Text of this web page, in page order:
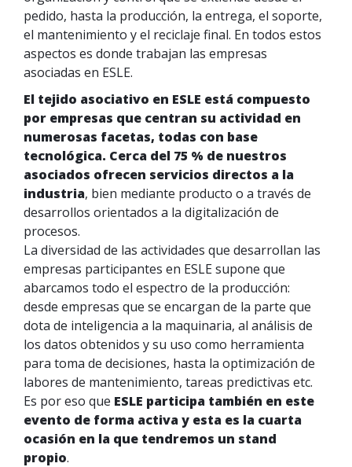
pedido, hasta la producción, la entrega, el soporte,
el mantenimiento y el reciclaje final. En todos estos
aspectos es donde trabajan las empresas
asociadas en ESLE.
El tejido asociativo en ESLE está compuesto
por empresas que centran su actividad en
numerosas facetas, todas con base
tecnológica. Cerca del 75 % de nuestros
asociados ofrecen servicios directos a la
industria, bien mediante producto o a través de
desarrollos orientados a la digitalización de
procesos.
La diversidad de las actividades que desarrollan las
empresas participantes en ESLE supone que
abarcamos todo el espectro de la producción:
desde empresas que se encargan de la parte que
dota de inteligencia a la maquinaria, al análisis de
los datos obtenidos y su uso como herramienta
para toma de decisiones, hasta la optimización de
labores de mantenimiento, tareas predictivas etc.
Es por eso que ESLE participa también en este
evento de forma activa y esta es la cuarta
ocasión en la que tendremos un stand
propio.